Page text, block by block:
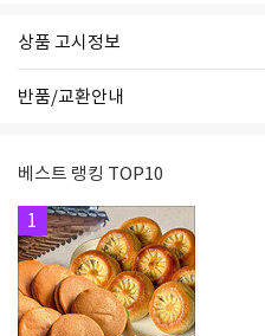
상품 고시정보
반품/교환안내
베스트 랭킹 TOP10
1